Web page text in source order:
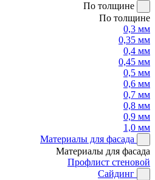
По толщине
По толщине
0,3 мм
0,35 мм
0,4 мм
0,45 мм
0,5 мм
0,6 мм
0,7 мм
0,8 мм
0,9 мм
1,0 мм
Материалы для фасада
Материалы для фасада
Профлист стеновой
Сайдинг